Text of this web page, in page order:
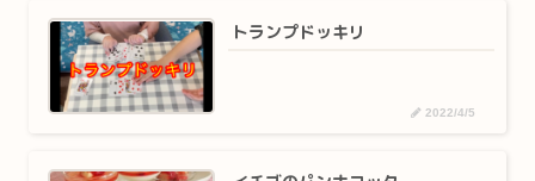
トランプドッキリ
2022/4/5